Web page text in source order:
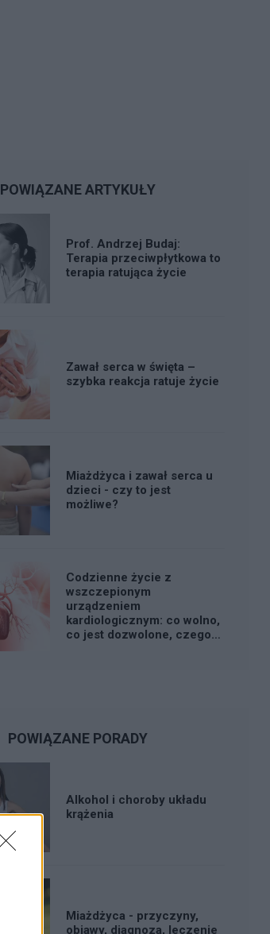
POWIĄZANE ARTYKUŁY
Prof. Andrzej Budaj:
Terapia przeciwpłytkowa to
terapia ratująca życie
Zawał serca w święta –
szybka reakcja ratuje życie
Miażdżyca i zawał serca u
dzieci - czy to jest
możliwe?
Codzienne życie z
wszczepionym
urządzeniem
kardiologicznym: co wolno,
co jest dozwolone, czego
POWIĄZANE PORADY
Alkohol i choroby układu
krążenia
Miażdżyca - przyczyny,
objawy, diagnoza, leczenie